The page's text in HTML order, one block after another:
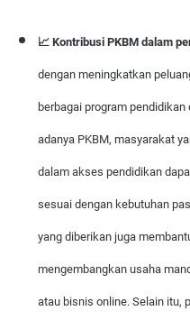
📈 Kontribusi PKBM dalam
dengan meningkatkan
berbagai program
adanya PKBM, masyarakat
dalam akses pendidikan
sesuai dengan kebutuhan
yang diberikan juga
mengembangkan usaha
atau bisnis online. Selain itu,